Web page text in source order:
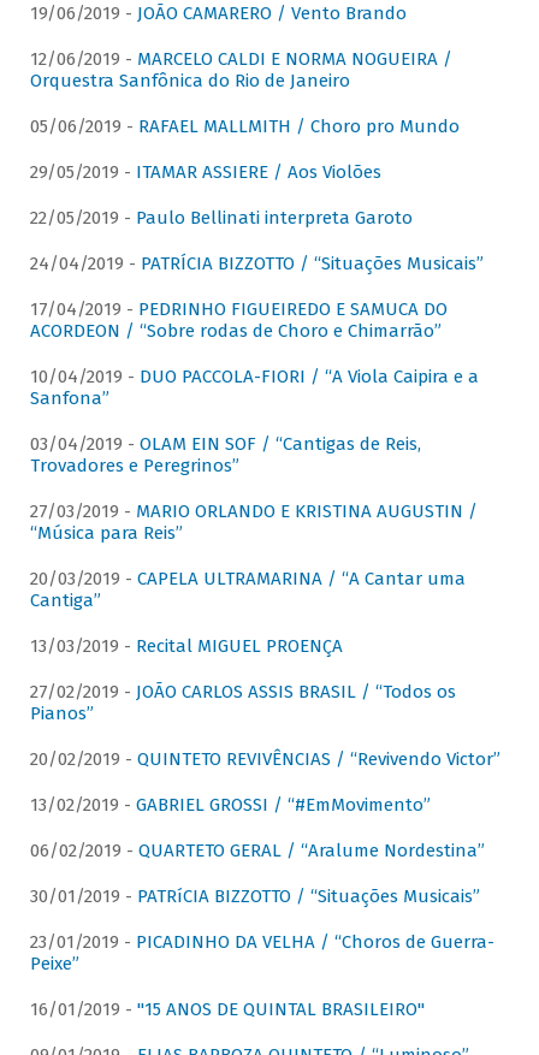
19/06/2019 - JOÃO CAMARERO / Vento Brando
12/06/2019 - MARCELO CALDI E NORMA NOGUEIRA /
Orquestra Sanfônica do Rio de Janeiro
05/06/2019 - RAFAEL MALLMITH / Choro pro Mundo
29/05/2019 - ITAMAR ASSIERE / Aos Violões
22/05/2019 - Paulo Bellinati interpreta Garoto
24/04/2019 - PATRÍCIA BIZZOTTO / “Situações Musicais”
17/04/2019 - PEDRINHO FIGUEIREDO E SAMUCA DO
ACORDEON / “Sobre rodas de Choro e Chimarrão”
10/04/2019 - DUO PACCOLA-FIORI / “A Viola Caipira e a
Sanfona”
03/04/2019 - OLAM EIN SOF / “Cantigas de Reis,
Trovadores e Peregrinos”
27/03/2019 - MARIO ORLANDO E KRISTINA AUGUSTIN /
“Música para Reis”
20/03/2019 - CAPELA ULTRAMARINA / “A Cantar uma
Cantiga”
13/03/2019 - Recital MIGUEL PROENÇA
27/02/2019 - JOÃO CARLOS ASSIS BRASIL / “Todos os
Pianos”
20/02/2019 - QUINTETO REVIVÊNCIAS / “Revivendo Victor”
13/02/2019 - GABRIEL GROSSI / “#EmMovimento”
06/02/2019 - QUARTETO GERAL / “Aralume Nordestina”
30/01/2019 - PATRíCIA BIZZOTTO / “Situações Musicais”
23/01/2019 - PICADINHO DA VELHA / “Choros de Guerra-
Peixe”
16/01/2019 - "15 ANOS DE QUINTAL BRASILEIRO"